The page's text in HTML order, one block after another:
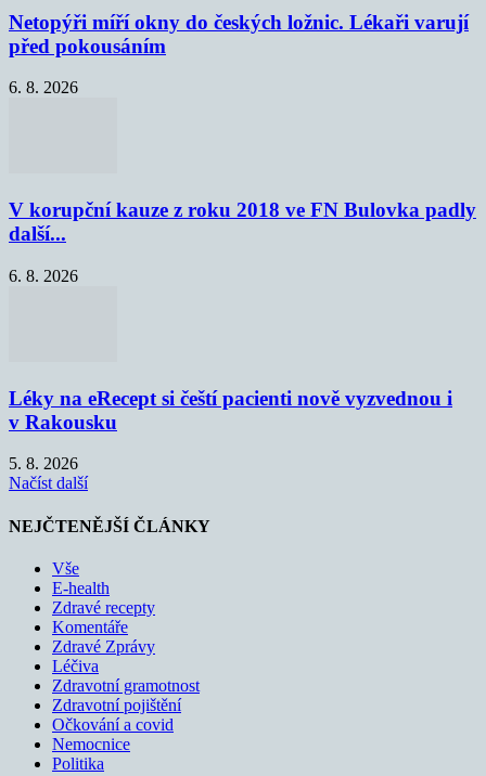
Netopýři míří okny do českých ložnic. Lékaři varují
před pokousáním
6. 8. 2026
V korupční kauze z roku 2018 ve FN Bulovka padly
další...
6. 8. 2026
Léky na eRecept si čeští pacienti nově vyzvednou i
v Rakousku
5. 8. 2026
Načíst další
NEJČTENĚJŠÍ ČLÁNKY
Vše
E-health
Zdravé recepty
Komentáře
Zdravé Zprávy
Léčiva
Zdravotní gramotnost
Zdravotní pojištění
Očkování a covid
Nemocnice
Politika